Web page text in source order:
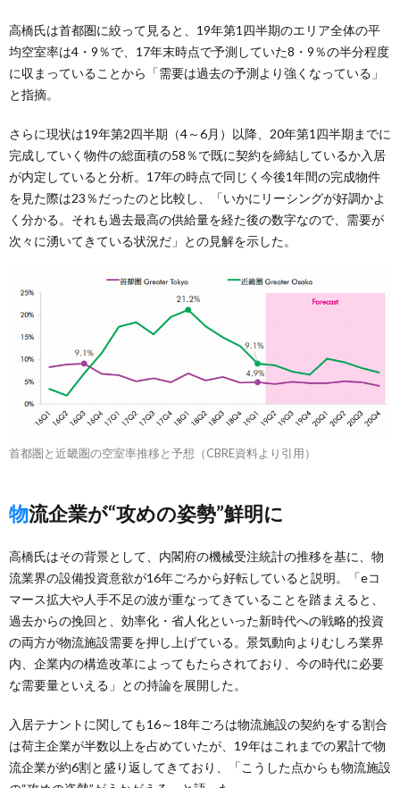
高橋氏は首都圏に絞って見ると、19年第1四半期のエリア全体の平
均空室率は4・9％で、17年末時点で予測していた8・9％の半分程度
に収まっていることから「需要は過去の予測より強くなっている」
と指摘。
さらに現状は19年第2四半期（4～6月）以降、20年第1四半期までに
完成していく物件の総面積の58％で既に契約を締結しているか入居
が内定していると分析。17年の時点で同じく今後1年間の完成物件
を見た際は23％だったのと比較し、「いかにリーシングが好調かよ
く分かる。それも過去最高の供給量を経た後の数字なので、需要が
次々に湧いてきている状況だ」との見解を示した。
首都圏と近畿圏の空室率推移と予想（CBRE資料より引用）
物流企業が“攻めの姿勢”鮮明に
高橋氏はその背景として、内閣府の機械受注統計の推移を基に、物
流業界の設備投資意欲が16年ごろから好転していると説明。「eコ
マース拡大や人手不足の波が重なってきていることを踏まえると、
過去からの挽回と、効率化・省人化といった新時代への戦略的投資
の両方が物流施設需要を押し上げている。景気動向よりむしろ業界
内、企業内の構造改革によってもたらされており、今の時代に必要
な需要量といえる」との持論を展開した。
入居テナントに関しても16～18年ごろは物流施設の契約をする割合
は荷主企業が半数以上を占めていたが、19年はこれまでの累計で物
流企業が約6割と盛り返してきており、「こうした点からも物流施設